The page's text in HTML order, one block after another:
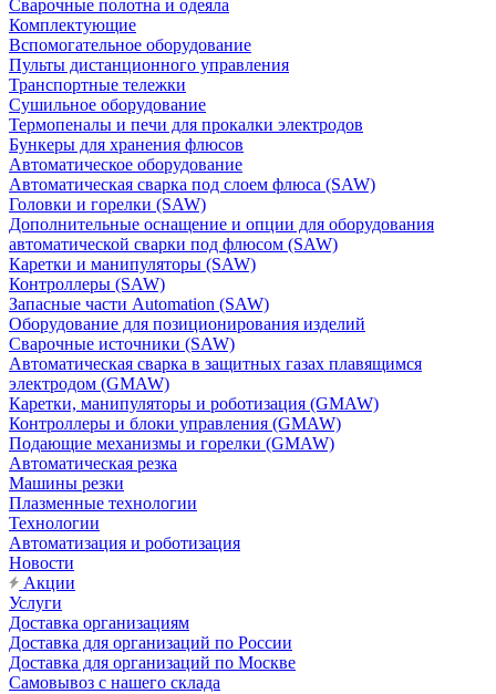
Сварочные полотна и одеяла
Комплектующие
Вспомогательное оборудование
Пульты дистанционного управления
Транспортные тележки
Сушильное оборудование
Термопеналы и печи для прокалки электродов
Бункеры для хранения флюсов
Автоматическое оборудование
Автоматическая сварка под слоем флюса (SAW)
Головки и горелки (SAW)
Дополнительные оснащение и опции для оборудования
автоматической сварки под флюсом (SAW)
Каретки и манипуляторы (SAW)
Контроллеры (SAW)
Запасные части Automation (SAW)
Оборудование для позиционирования изделий
Сварочные источники (SAW)
Автоматическая сварка в защитных газах плавящимся
электродом (GMAW)
Каретки, манипуляторы и роботизация (GMAW)
Контроллеры и блоки управления (GMAW)
Подающие механизмы и горелки (GMAW)
Автоматическая резка
Машины резки
Плазменные технологии
Технологии
Автоматизация и роботизация
Новости
Акции
Услуги
Доставка организациям
Доставка для организаций по России
Доставка для организаций по Москве
Самовывоз с нашего склада